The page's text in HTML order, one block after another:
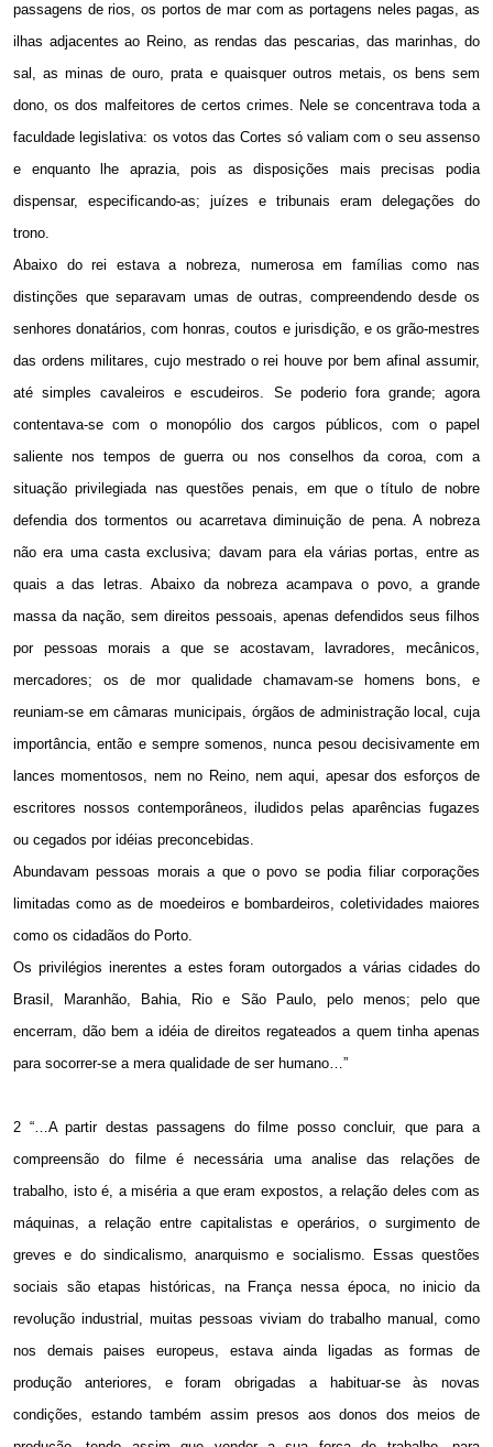
passagens de rios, os portos de mar com as portagens neles pagas, as
ilhas adjacentes ao Reino, as rendas das pescarias, das marinhas, do
sal, as minas de ouro, prata e quaisquer outros metais, os bens sem
dono, os dos malfeitores de certos crimes. Nele se concentrava toda a
faculdade legislativa: os votos das Cortes só valiam com o seu assenso
e enquanto lhe aprazia, pois as disposições mais precisas podia
dispensar, especificando-as; juízes e tribunais eram delegações do
trono.
Abaixo do rei estava a nobreza, numerosa em famílias como nas
distinções que separavam umas de outras, compreendendo desde os
senhores donatários, com honras, coutos e jurisdição, e os grão-mestres
das ordens militares, cujo mestrado o rei houve por bem afinal assumir,
até simples cavaleiros e escudeiros. Se poderio fora grande; agora
contentava-se com o monopólio dos cargos públicos, com o papel
saliente nos tempos de guerra ou nos conselhos da coroa, com a
situação privilegiada nas questões penais, em que o título de nobre
defendia dos tormentos ou acarretava diminuição de pena. A nobreza
não era uma casta exclusiva; davam para ela várias portas, entre as
quais a das letras. Abaixo da nobreza acampava o povo, a grande
massa da nação, sem direitos pessoais, apenas defendidos seus filhos
por pessoas morais a que se acostavam, lavradores, mecânicos,
mercadores; os de mor qualidade chamavam-se homens bons, e
reuniam-se em câmaras municipais, órgãos de administração local, cuja
importância, então e sempre somenos, nunca pesou decisivamente em
lances momentosos, nem no Reino, nem aqui, apesar dos esforços de
escritores nossos contemporâneos, iludidos pelas aparências fugazes
ou cegados por idéias preconcebidas.
Abundavam pessoas morais a que o povo se podia filiar corporações
limitadas como as de moedeiros e bombardeiros, coletividades maiores
como os cidadãos do Porto.
Os privilégios inerentes a estes foram outorgados a várias cidades do
Brasil, Maranhão, Bahia, Rio e São Paulo, pelo menos; pelo que
encerram, dão bem a idéia de direitos regateados a quem tinha apenas
para socorrer-se a mera qualidade de ser humano…”
2 “…A partir destas passagens do filme posso concluir, que para a
compreensão do filme é necessária uma analise das relações de
trabalho, isto é, a miséria a que eram expostos, a relação deles com as
máquinas, a relação entre capitalistas e operários, o surgimento de
greves e do sindicalismo, anarquismo e socialismo. Essas questões
sociais são etapas históricas, na França nessa época, no inicio da
revolução industrial, muitas pessoas viviam do trabalho manual, como
nos demais paises europeus, estava ainda ligadas as formas de
produção anteriores, e foram obrigadas a habituar-se às novas
condições, estando também assim presos aos donos dos meios de